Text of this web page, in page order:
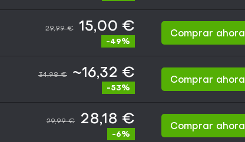
29,99 € 15,00 €
-49%
Comprar ahora
34,98 € ~16,32 €
-53%
Comprar ahora
29,99 € 28,18 €
-6%
Comprar ahora